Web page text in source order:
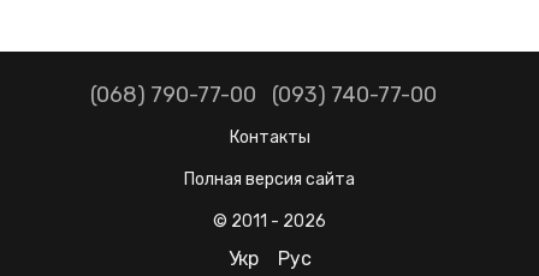
(068) 790-77-00 (093) 740-77-00
Контакты
Полная версия сайта
© 2011 - 2026
Укр Рус